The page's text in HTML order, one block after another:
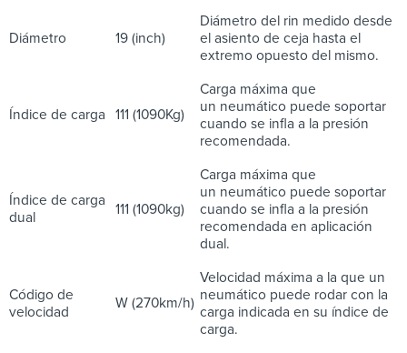
Diámetro 19 (inch)
Diámetro del rin medido desde
el asiento de ceja hasta el
extremo opuesto del mismo.
Índice de carga 111 (1090Kg)
Carga máxima que
un neumático puede soportar
cuando se infla a la presión
recomendada.
Índice de carga
dual
111 (1090kg)
Carga máxima que
un neumático puede soportar
cuando se infla a la presión
recomendada en aplicación
dual.
Código de
velocidad
W (270km/h)
Velocidad máxima a la que un
neumático puede rodar con la
carga indicada en su índice de
carga.